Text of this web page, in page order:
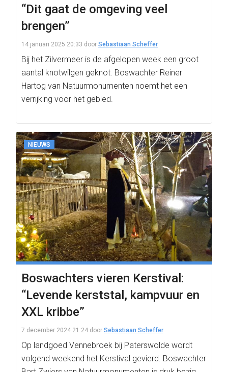
“Dit gaat de omgeving veel
brengen”
14 januari 2025 20:33 door Sebastiaan Scheffer
Bij het Zilvermeer is de afgelopen week een groot
aantal knotwilgen geknot. Boswachter Reiner
Hartog van Natuurmonumenten noemt het een
verrijking voor het gebied.
NIEUWS
Boswachters vieren Kerstival:
“Levende kerststal, kampvuur en
XXL kribbe”
7 december 2024 21:24 door Sebastiaan Scheffer
Op landgoed Vennebroek bij Paterswolde wordt
volgend weekend het Kerstival gevierd. Boswachter